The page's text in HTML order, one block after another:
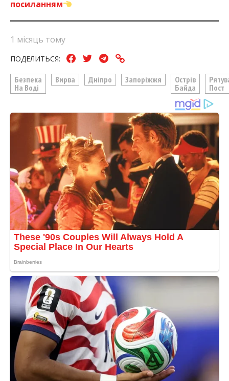
посиланням
1 місяць тому
ПОДЕЛИТЬСЯ:
Безпека
На Воді
Вирва Дніпро Запоріжжя
Острів
Байда
Пост